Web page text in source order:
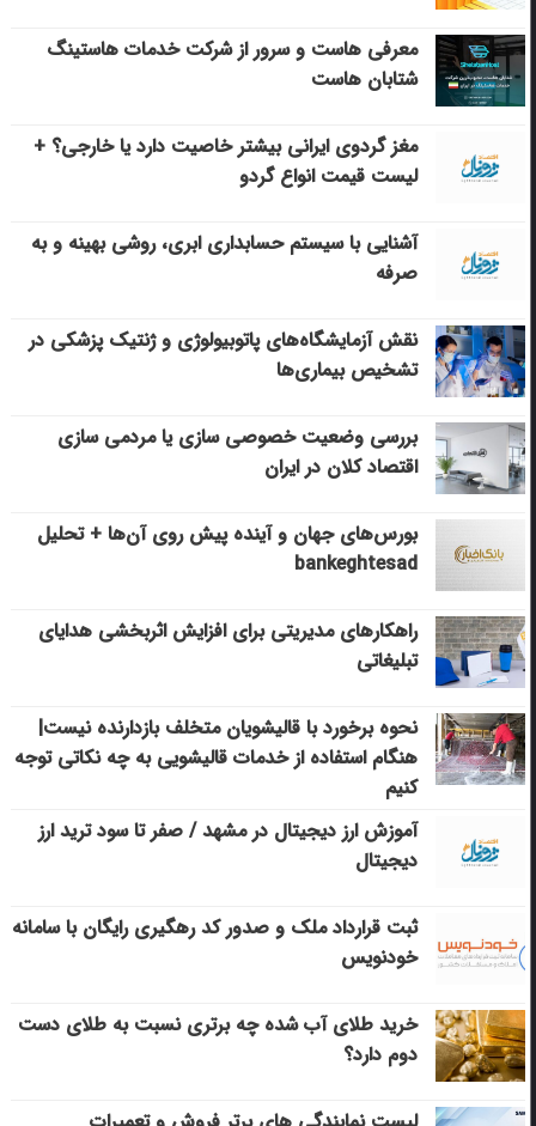
معرفی هاست و سرور از شرکت خدمات هاستینگ
شتابان هاست
مغز گردوی ایرانی بیشتر خاصیت دارد یا خارجی؟ +
لیست قیمت انواع گردو
آشنایی با سیستم حسابداری ابری، روشی بهینه و به
صرفه
نقش آزمایشگاه‌های پاتوبیولوژی و ژنتیک پزشکی در
تشخیص بیماری‌ها
بررسی وضعیت خصوصی سازی یا مردمی سازی
اقتصاد کلان در ایران
بورس‌های جهان و آینده پیش روی آن‌ها + تحلیل
bankeghtesad
راهکارهای مدیریتی برای افزایش اثربخشی هدایای
تبلیغاتی
نحوه برخورد با قالیشویان متخلف بازدارنده نیست|
هنگام استفاده از خدمات قالیشویی به چه نکاتی توجه
کنیم
آموزش ارز دیجیتال در مشهد / صفر تا سود ترید ارز
دیجیتال
ثبت قرارداد ملک و صدور کد رهگیری رایگان با سامانه
خودنویس
خرید طلای آب شده چه برتری نسبت به طلای دست
دوم دارد؟